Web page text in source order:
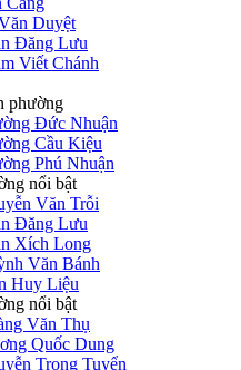
Duyệt
Đăng Lưu
Viết Chánh
phường
Đức Nhuận
Cầu Kiệu
Phú Nhuận
nổi bật
Văn Trỗi
Đăng Lưu
Xích Long
Văn Bánh
Huy Liệu
nổi bật
Văn Thụ
Quốc Dung
Trọng Tuyển